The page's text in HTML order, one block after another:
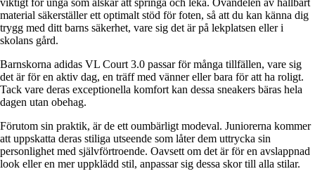
material säkerställer ett optimalt stöd för foten, så att du kan känna dig
trygg med ditt barns säkerhet, vare sig det är på lekplatsen eller i
skolans gård.
Barnskorna adidas VL Court 3.0 passar för många tillfällen, vare sig
det är för en aktiv dag, en träff med vänner eller bara för att ha roligt.
Tack vare deras exceptionella komfort kan dessa sneakers bäras hela
dagen utan obehag.
Förutom sin praktik, är de ett oumbärligt modeval. Juniorerna kommer
att uppskatta deras stiliga utseende som låter dem uttrycka sin
personlighet med självförtroende. Oavsett om det är för en avslappnad
look eller en mer uppklädd stil, anpassar sig dessa skor till alla stilar.